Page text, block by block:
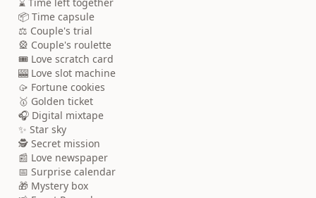
📦 Time capsule
⚖️ Couple's trial
🎡 Couple's roulette
🎟️ Love scratch card
🎰 Love slot machine
🥠 Fortune cookies
🥇 Golden ticket
🎧 Digital mixtape
✨ Star sky
🕵️ Secret mission
📰 Love newspaper
📅 Surprise calendar
🎁 Mystery box